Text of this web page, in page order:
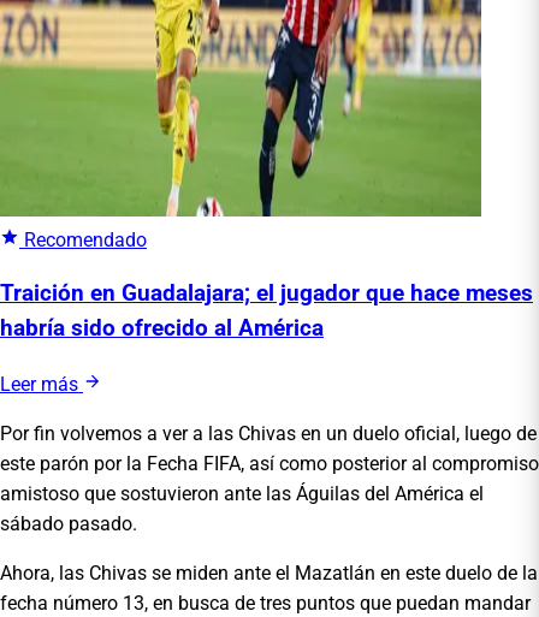
Recomendado
Traición en Guadalajara; el jugador que hace meses
habría sido ofrecido al América
Leer más
Por fin volvemos a ver a las Chivas en un duelo oficial, luego de
este parón por la Fecha FIFA, así como posterior al compromiso
amistoso que sostuvieron ante las Águilas del América el
sábado pasado.
Ahora, las Chivas se miden ante el Mazatlán en este duelo de la
fecha número 13, en busca de tres puntos que puedan mandar